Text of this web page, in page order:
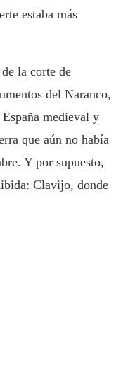
estaba más
la corte de
del Naranco,
medieval y
que aún no había
Y por supuesto,
Clavijo, donde